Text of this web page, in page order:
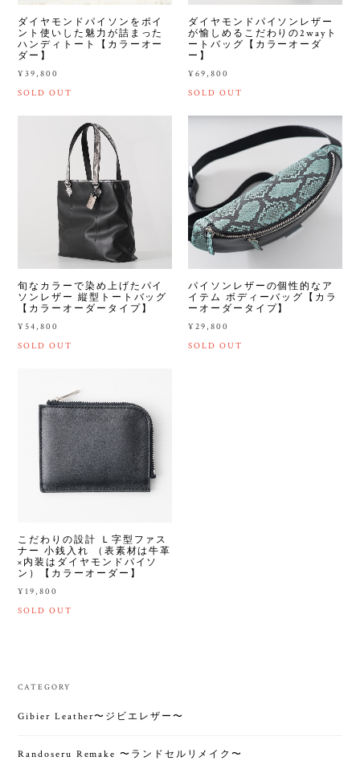
ダイヤモンドパイソンをポイ
ント使いした魅力が詰まった
ハンディトート【カラーオー
ダー】
¥39,800
SOLD OUT
ダイヤモンドパイソンレザー
が愉しめるこだわりの2wayト
ートバッグ【カラーオーダ
ー】
¥69,800
SOLD OUT
旬なカラーで染め上げたパイ
ソンレザー 縦型トートバッグ
【カラーオーダータイプ】
¥54,800
SOLD OUT
パイソンレザーの個性的なア
イテム ボディーバッグ【カラ
ーオーダータイプ】
¥29,800
SOLD OUT
こだわりの設計 Ｌ字型ファス
ナー 小銭入れ （表素材は牛革
×内装はダイヤモンドパイソ
ン）【カラーオーダー】
¥19,800
SOLD OUT
CATEGORY
Gibier Leather〜ジビエレザー〜
Randoseru Remake 〜ランドセルリメイク〜